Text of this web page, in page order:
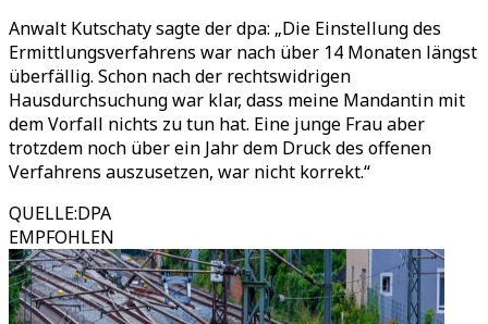
Anwalt Kutschaty sagte der dpa: „Die Einstellung des
Ermittlungsverfahrens war nach über 14 Monaten längst
überfällig. Schon nach der rechtswidrigen
Hausdurchsuchung war klar, dass meine Mandantin mit
dem Vorfall nichts zu tun hat. Eine junge Frau aber
trotzdem noch über ein Jahr dem Druck des offenen
Verfahrens auszusetzen, war nicht korrekt.“
QUELLE:DPA
EMPFOHLEN